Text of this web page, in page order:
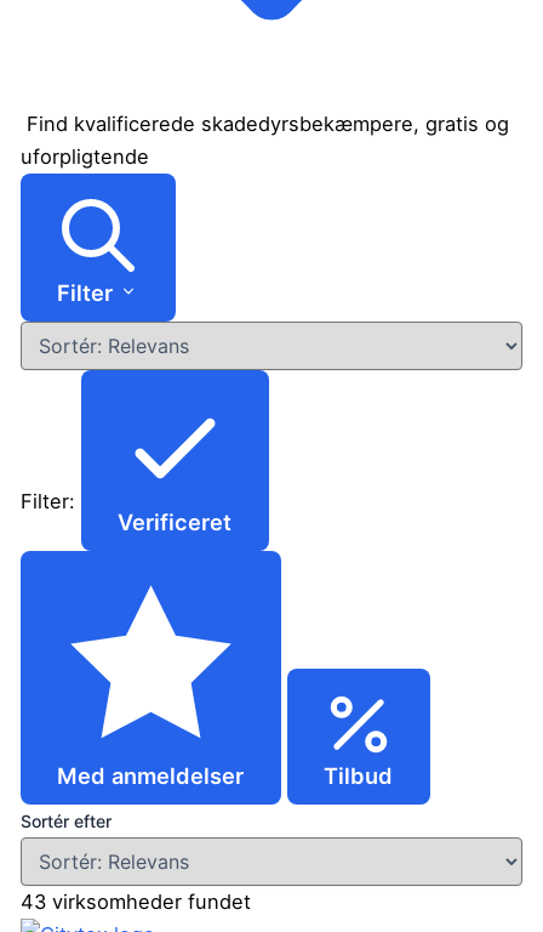
Find kvalificerede skadedyrsbekæmpere, gratis og
uforpligtende
Filter
Filter:
Verificeret
Med anmeldelser Tilbud
Sortér efter
43 virksomheder fundet